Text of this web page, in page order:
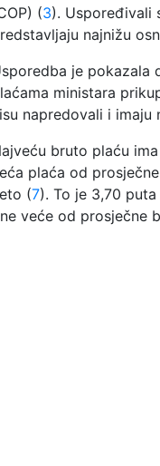
(3). Uspoređivali
najnižu
je pokazala
ministara
napredovali i imaju
bruto plaću
plaća od
(7). To je 3,70
veće od prosječne